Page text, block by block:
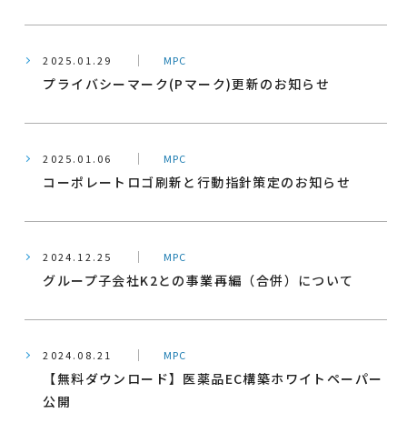
2025.01.29 MPC
プライバシーマーク(Pマーク)更新のお知らせ
2025.01.06 MPC
コーポレートロゴ刷新と行動指針策定のお知らせ
2024.12.25 MPC
グループ子会社K2との事業再編（合併）について
2024.08.21 MPC
【無料ダウンロード】医薬品EC構築ホワイトペーパー
公開